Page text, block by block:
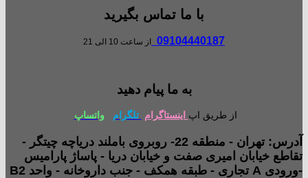
با ما تماس بگیرید
09104440187 از ساعت 10 الی 21
به ما پیام دهید
از طریق اپ اینستاگرام تلگرام واتساپ
آدرس: تهران - منطقه 22- روبروی باملند دریاچه چیتگر -
تقاطع خیابان امیری صفت و خیابان دریا - پاساژ پارامیس
-ورودی A تجاری - طبقه همکف - جنب داروخانه - واحد B2